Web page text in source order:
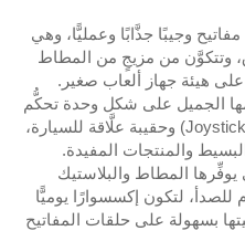
وجيبًا جذَّابًا وعمليًّا، وهي
وتتكوَّن من مزيجٍ من المطاط
على هيئة جهاز ألعاب صغير.
الجميل على شكل وحدة تحكُّم
ألعاب (Gamepad) مع عصا تحكُّم (Joystick) وحقيبة علَّاقة للسيارة،
والمنتجات المفيدة.
يوفِّرها المطاط والبلاستيك
للصدأ، لتكون إكسسوارًا يوميًّا
بسهولة على حلقات المفاتيح